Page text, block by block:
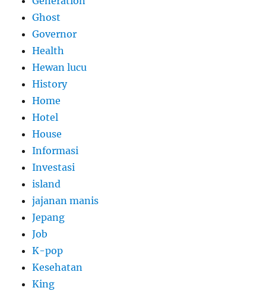
Ghost
Governor
Health
Hewan lucu
History
Home
Hotel
House
Informasi
Investasi
island
jajanan manis
Jepang
Job
K-pop
Kesehatan
King